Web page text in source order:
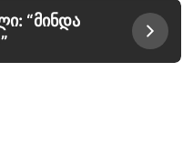
“მინდა